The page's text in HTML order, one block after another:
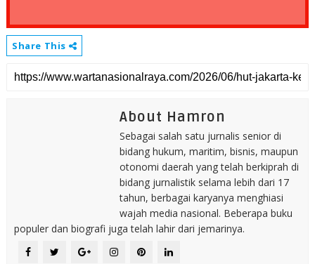
Share This
About Hamron
Sebagai salah satu jurnalis senior di
bidang hukum, maritim, bisnis, maupun
otonomi daerah yang telah berkiprah di
bidang jurnalistik selama lebih dari 17
tahun, berbagai karyanya menghiasi
wajah media nasional. Beberapa buku
populer dan biografi juga telah lahir dari jemarinya.